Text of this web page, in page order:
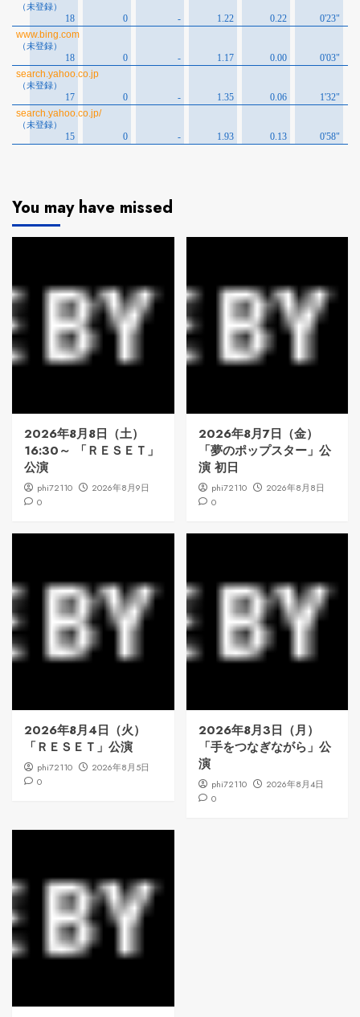
You may have missed
2026年8月8日（土）
16:30～ 「ＲＥＳＥＴ」
公演
phi72110
2026年8月9日
0
2026年8月7日（金）
「夢のポップスター」公
演 初日
phi72110
2026年8月8日
0
2026年8月4日（火）
「ＲＥＳＥＴ」公演
phi72110
2026年8月5日
0
2026年8月3日（月）
「手をつなぎながら」公
演
phi72110
2026年8月4日
0